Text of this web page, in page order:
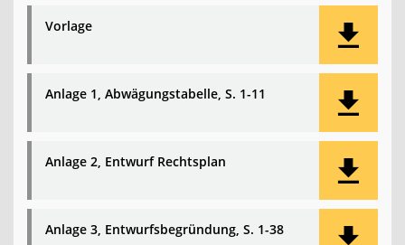
Vorlage
Anlage 1, Abwägungstabelle, S. 1-11
Anlage 2, Entwurf Rechtsplan
Anlage 3, Entwurfsbegründung, S. 1-38